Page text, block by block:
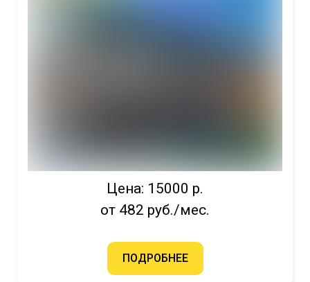
Цена: 15000 р.
от 482 руб./мес.
ПОДРОБНЕЕ